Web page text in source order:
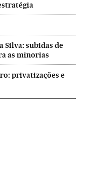
Silva: subidas de
as minorias
privatizações e